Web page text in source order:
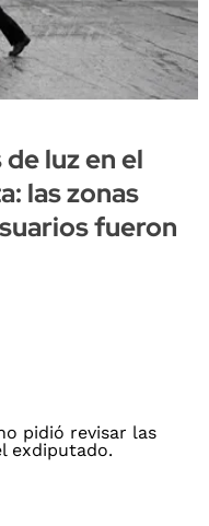
luz en el
las zonas
fueron